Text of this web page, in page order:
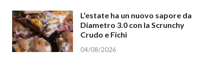
L’estate ha un nuovo sapore da
Diametro 3.0 con la Scrunchy
Crudo e Fichi
04/08/2026